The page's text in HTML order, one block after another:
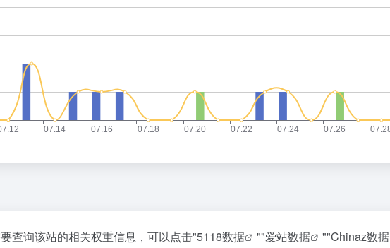
查询该站的相关权重信息，可以点击"5118数据 ""爱站数据 ""Chinaz数据